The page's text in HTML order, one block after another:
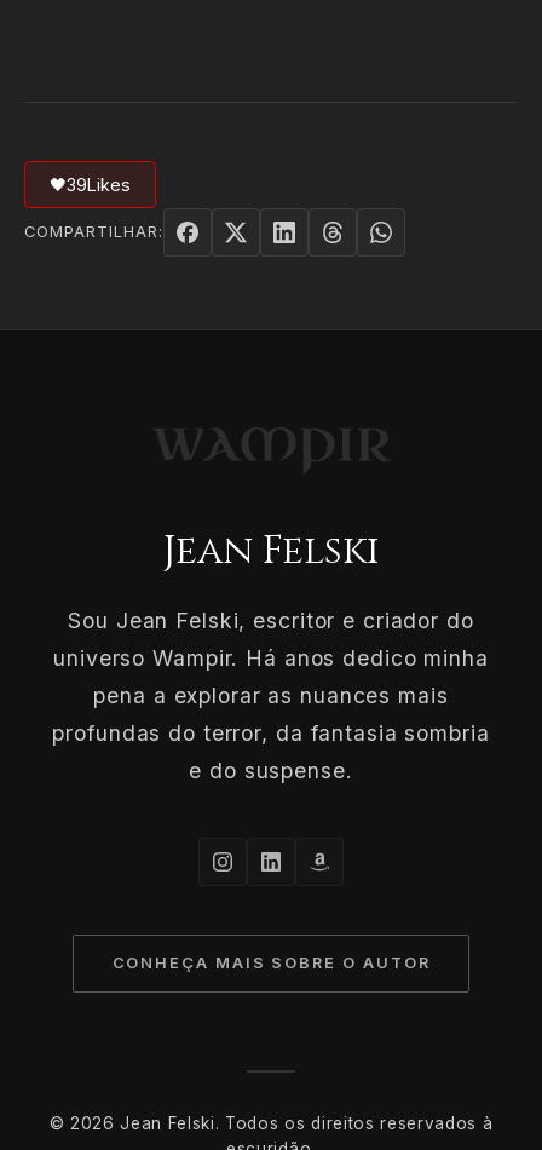
🖤39Likes
COMPARTILHAR:
Jean Felski
Sou Jean Felski, escritor e criador do
universo Wampir. Há anos dedico minha
pena a explorar as nuances mais
profundas do terror, da fantasia sombria
e do suspense.
CONHEÇA MAIS SOBRE O AUTOR
© 2026 Jean Felski. Todos os direitos reservados à